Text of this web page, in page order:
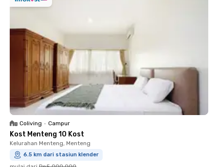
Coliving • Campur
Kost Menteng 10 Kost
Kelurahan Menteng, Menteng
6.5 km dari stasiun klender